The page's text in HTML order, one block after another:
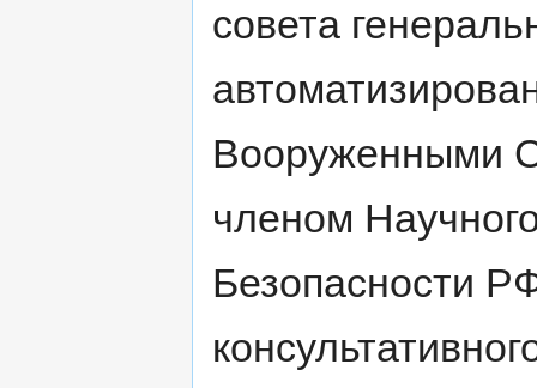
совета
Вооруженными
членом
Безопасности